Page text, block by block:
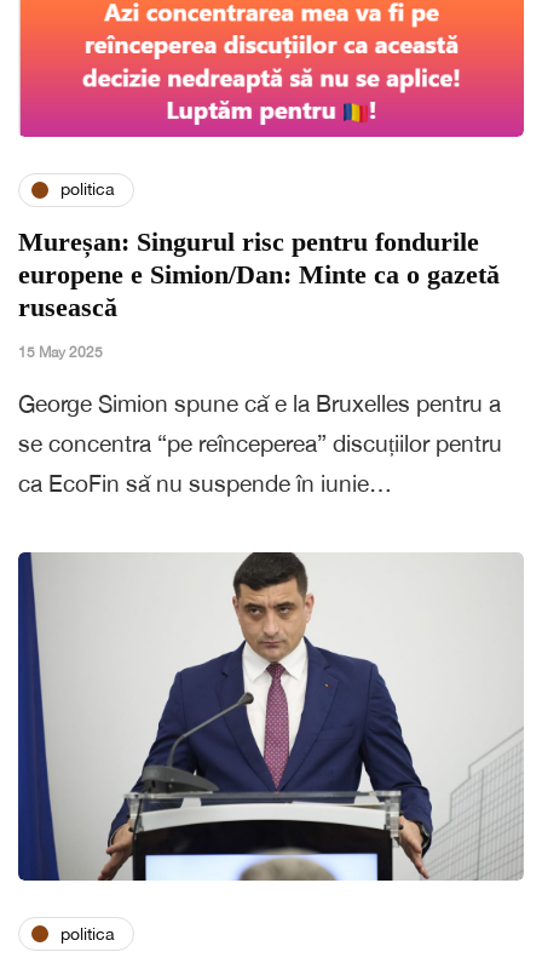
politica
Mureșan: Singurul risc pentru fondurile
europene e Simion/Dan: Minte ca o gazetă
rusească
15 May 2025
George Simion spune că e la Bruxelles pentru a
se concentra “pe reînceperea” discuțiilor pentru
ca EcoFin să nu suspende în iunie…
politica